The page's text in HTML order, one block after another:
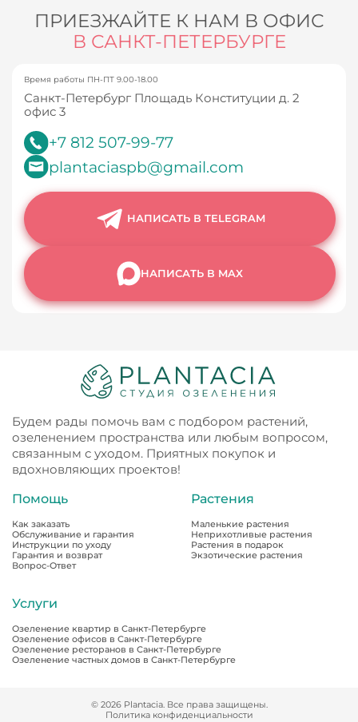
ПРИЕЗЖАЙТЕ К НАМ В ОФИС
В САНКТ-ПЕТЕРБУРГЕ
Время работы ПН-ПТ 9.00-18.00
Санкт-Петербург Площадь Конституции д. 2
офис 3
+7 812 507-99-77
plantaciaspb@gmail.com
НАПИСАТЬ В TELEGRAM
НАПИСАТЬ В MAX
Будем рады помочь вам с подбором растений,
озеленением пространства или любым вопросом,
связанным с уходом. Приятных покупок и
вдохновляющих проектов!
Помощь
Как заказать
Обслуживание и гарантия
Инструкции по уходу
Гарантия и возврат
Вопрос-Ответ
Растения
Маленькие растения
Неприхотливые растения
Растения в подарок
Экзотические растения
Услуги
Озеленение квартир в Санкт-Петербурге
Озеленение офисов в Санкт-Петербурге
Озеленение ресторанов в Санкт-Петербурге
Озеленение частных домов в Санкт-Петербурге
© 2026 Plantacia. Все права защищены.
Политика конфиденциальности